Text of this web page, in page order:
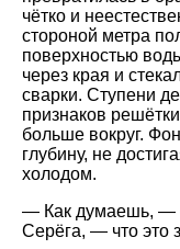
чётко и
стороной метра
поверхностью
через края и
сварки. Ступени
признаков
больше вокруг.
глубину, не
холодом.
— Как думаешь, —
Серёга, — что это